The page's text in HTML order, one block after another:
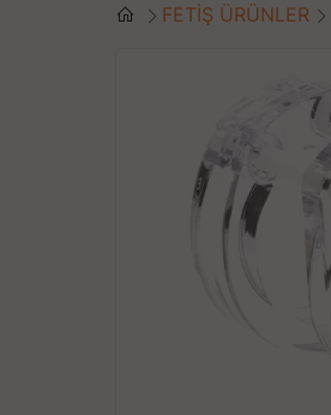
FETİŞ ÜRÜNLER